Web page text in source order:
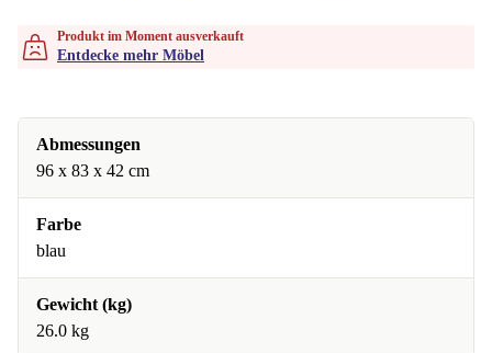
Produkt im Moment ausverkauft
Entdecke mehr Möbel
Abmessungen
96 x 83 x 42 cm
Farbe
blau
Gewicht (kg)
26.0 kg